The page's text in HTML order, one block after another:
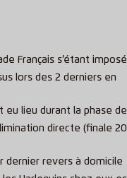
Français s’étant imposé
lors des 2 derniers en
eu lieu durant la phase de
directe (finale
dernier revers à domicile